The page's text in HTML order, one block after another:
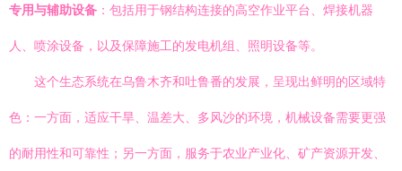
专用与辅助设备 ：包括用于钢结构连接的高空作业平台、焊接机器
人、喷涂设备，以及保障施工的发电机组、照明设备等。
这个生态系统在乌鲁木齐和吐鲁番的发展，呈现出鲜明的区域特
色：一方面，适应干旱、温差大、多风沙的环境，机械设备需要更强
的耐用性和可靠性；另一方面，服务于农业产业化、矿产资源开发、